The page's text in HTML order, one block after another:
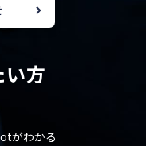
方
がわかる